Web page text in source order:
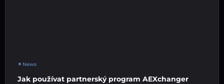
News
Jak používat partnerský program AEXchanger